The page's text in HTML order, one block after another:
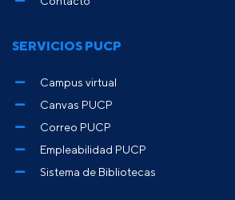
SERVICIOS PUCP
Campus virtual
Canvas PUCP
Correo PUCP
Empleabilidad PUCP
Sistema de Bibliotecas